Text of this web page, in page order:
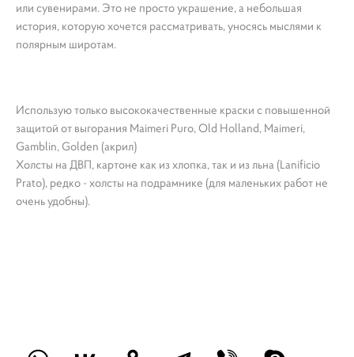
или сувенирами. Это не просто украшение, а небольшая
история, которую хочется рассматривать, уносясь мыслями к
полярным широтам.
Использую только высококачественные краски с повышенной
защитой от выгорания Maimeri Puro, Old Holland, Maimeri,
Gamblin, Golden (акрил)
Холсты на ДВП, картоне как из хлопка, так и из льна (Lanificio
Prato), редко - холсты на подрамнике (для маленьких работ не
очень удобны).